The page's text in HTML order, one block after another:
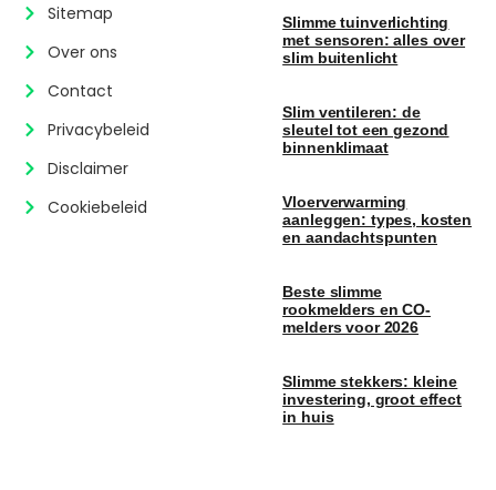
Sitemap
Over ons
Contact
Privacybeleid
Disclaimer
Cookiebeleid
Slimme tuinverlichting
met sensoren: alles over
slim buitenlicht
Slim ventileren: de
sleutel tot een gezond
binnenklimaat
Vloerverwarming
aanleggen: types, kosten
en aandachtspunten
Beste slimme
rookmelders en CO-
melders voor 2026
Slimme stekkers: kleine
investering, groot effect
in huis